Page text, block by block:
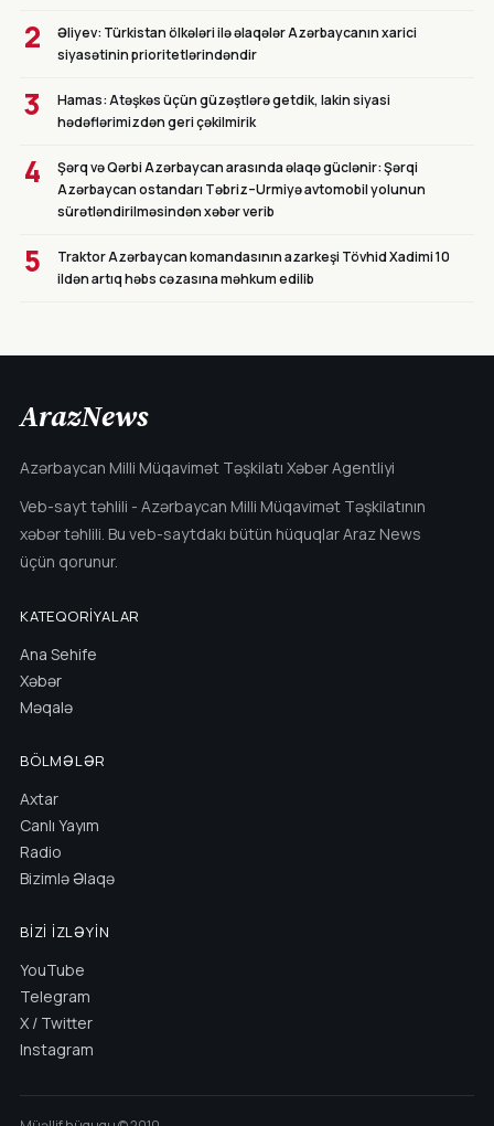
2
Əliyev: Türkistan ölkələri ilə əlaqələr Azərbaycanın xarici
siyasətinin prioritetlərindəndir
3
Hamas: Atəşkəs üçün güzəştlərə getdik, lakin siyasi
hədəflərimizdən geri çəkilmirik
4
Şərq və Qərbi Azərbaycan arasında əlaqə güclənir: Şərqi
Azərbaycan ostandarı Təbriz–Urmiyə avtomobil yolunun
sürətləndirilməsindən xəbər verib
5
Traktor Azərbaycan komandasının azarkeşi Tövhid Xadimi 10
ildən artıq həbs cəzasına məhkum edilib
ArazNews
Azərbaycan Milli Müqavimət Təşkilatı Xəbər Agentliyi
Veb-sayt təhlili - Azərbaycan Milli Müqavimət Təşkilatının
xəbər təhlili. Bu veb-saytdakı bütün hüquqlar Araz News
üçün qorunur.
KATEQORIYALAR
Ana Sehife
Xəbər
Məqalə
BÖLMƏLƏR
Axtar
Canlı Yayım
Radio
Bizimlə Əlaqə
BIZI İZLƏYIN
YouTube
Telegram
X / Twitter
Instagram